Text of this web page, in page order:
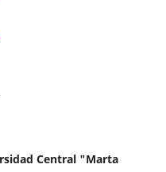
Central "Marta